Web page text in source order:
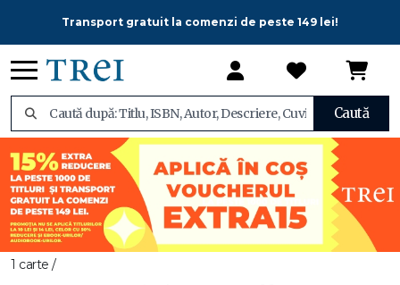
Transport gratuit la comenzi de peste 149 lei!
Caută
1 carte /